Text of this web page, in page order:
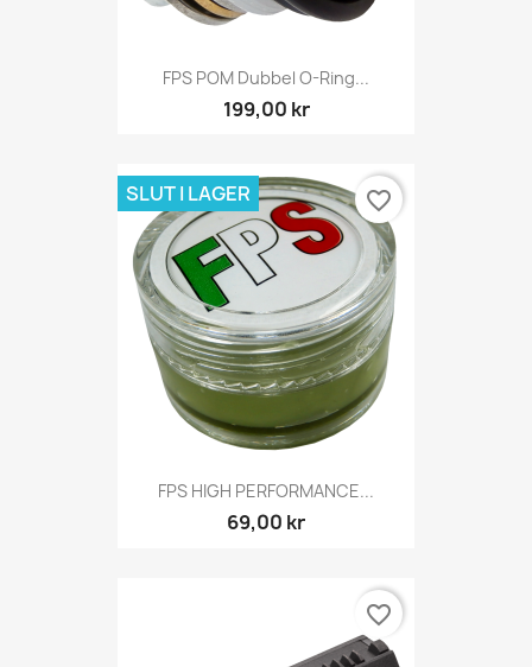
FPS POM Dubbel O-Ring...
199,00 kr
FPS HIGH PERFORMANCE...
69,00 kr
SLUT I LAGER favorite_border
favorite_border